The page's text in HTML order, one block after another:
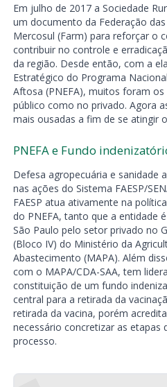
Em julho de 2017 a Sociedade
um documento da Federação
Mercosul (Farm) para reforçar o
contribuir no controle e
da região. Desde então, com a
Estratégico do Programa
Aftosa (PNEFA), muitos foram
público como no privado. Agora
mais ousadas a fim de se atingir
PNEFA e Fundo
Defesa agropecuária e sanidade
nas ações do Sistema FAESP/
FAESP atua ativamente na
do PNEFA, tanto que a entidade
São Paulo pelo setor privado no
(Bloco IV) do Ministério da
Abastecimento (MAPA). Além
com o MAPA/CDA-SAA, tem
constituição de um fundo
central para a retirada da
retirada da vacina, porém
necessário concretizar as etapas
processo.